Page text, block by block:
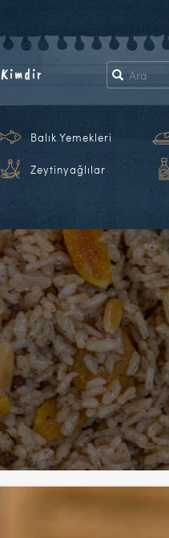
Kimdir
Balık Yemekleri
Zeytinyağlılar